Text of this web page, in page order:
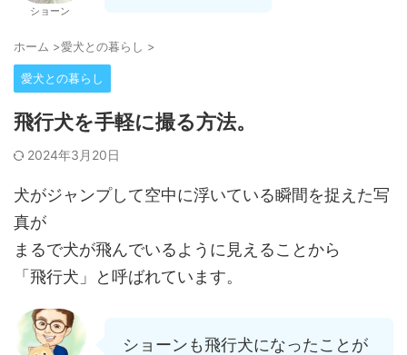
ショーン
ホーム >愛犬との暮らし >
愛犬との暮らし
飛行犬を手軽に撮る方法。
2024年3月20日
犬がジャンプして空中に浮いている瞬間を捉えた写
真が
まるで犬が飛んでいるように見えることから
「飛行犬」と呼ばれています。
ショーンも飛行犬になったことが